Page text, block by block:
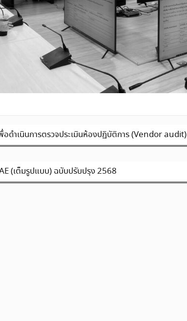
อดำเนินการตรวจประเมินห้องปฏิบัติการ (Vendor audit)
(เต็มรูปแบบ) ฉบับปรับปรุง 2568